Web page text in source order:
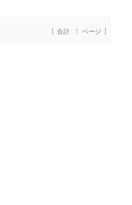
[ 合計
1 ページ ]